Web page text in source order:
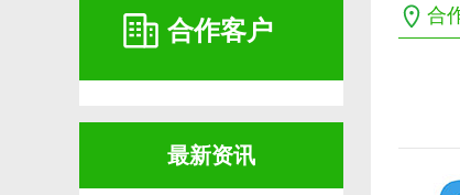
合作客户
最新资讯
合